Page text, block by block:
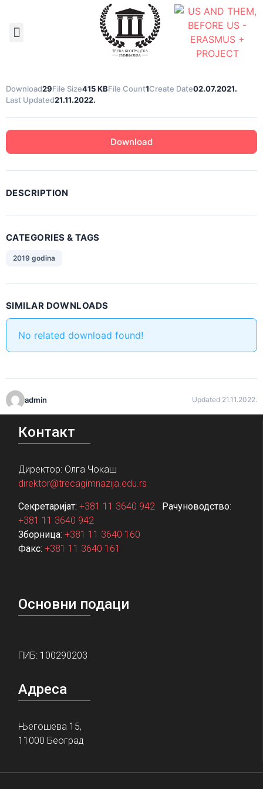
Download29File Size415 KBFile Count1Create Date02.07.2021.
Last Updated21.11.2022.
Download
DESCRIPTION
CATEGORIES & TAGS
2019 godina
SIMILAR DOWNLOADS
No related download found!
admin Updated 21.11.2022.
Контакт
Директор: Олга Чокаш
direktor@trecagimnazija.edu.rs
Секретаријат: +381 11 3640 942 Рачуноводство:
+381 11 3640 942
Зборница:+381 11 3640 160
Факс:+381 11 3640 161
Основни подаци
ПИБ: 100290203
Адреса
Његошева 15,
11000 Београд